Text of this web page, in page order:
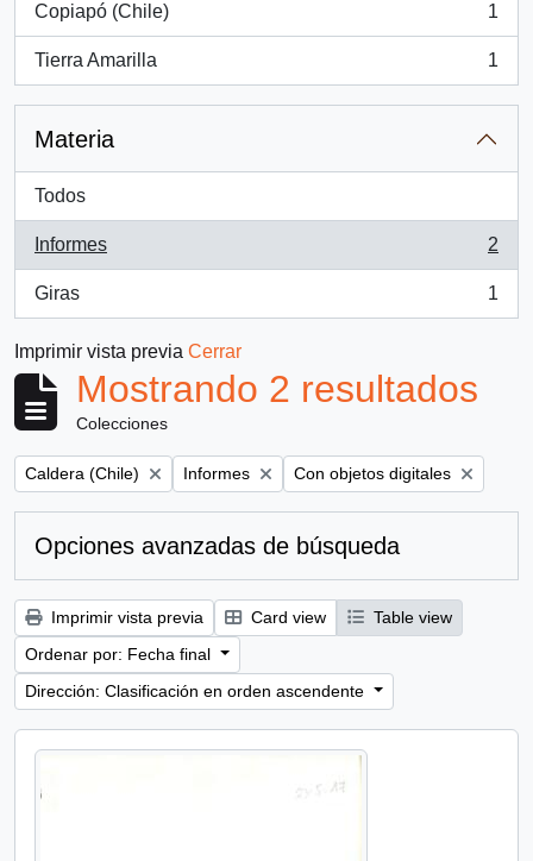
Copiapó (Chile)
, 1 resultados
1
Tierra Amarilla
, 1 resultados
1
Materia
Todos
Informes
, 2 resultados
2
Giras
, 1 resultados
1
Imprimir vista previa Cerrar
Mostrando 2 resultados
Colecciones
Remove filter:
Caldera (Chile) Remove filter:
Informes Remove filter:
Con objetos digitales
Opciones avanzadas de búsqueda
Imprimir vista previa Card view
Table view
Ordenar por: Fecha final
Dirección: Clasificación en orden ascendente